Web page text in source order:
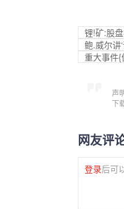
锂!矿:股
鲍.威尔讲
重大事件
声
下
网友评
登录后可